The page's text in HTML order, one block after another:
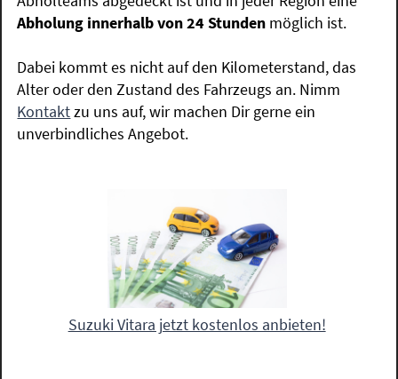
Abholung innerhalb von 24 Stunden möglich ist.
Dabei kommt es nicht auf den Kilometerstand, das
Alter oder den Zustand des Fahrzeugs an. Nimm
Kontaktzu uns auf, wir machen Dir gerne ein
unverbindliches Angebot.
Suzuki Vitara jetzt kostenlos anbieten!